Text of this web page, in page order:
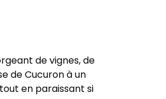
de vignes, de
de Cucuron à un
en paraissant si